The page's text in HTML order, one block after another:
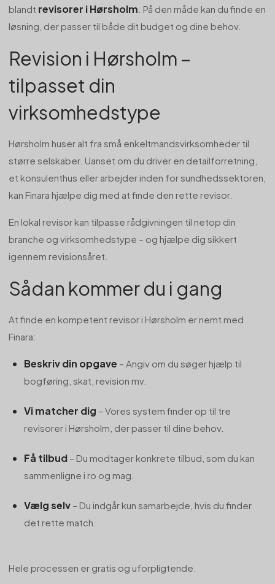
blandt revisorer i Hørsholm . På den måde kan du finde en
løsning, der passer til både dit budget og dine behov.
Revision i Hørsholm –
tilpasset din
virksomhedstype
Hørsholm huser alt fra små enkeltmandsvirksomheder til
større selskaber. Uanset om du driver en detailforretning,
et konsulenthus eller arbejder inden for sundhedssektoren,
kan Finara hjælpe dig med at finde den rette revisor.
En lokal revisor kan tilpasse rådgivningen til netop din
branche og virksomhedstype – og hjælpe dig sikkert
igennem revisionsåret.
Sådan kommer du i gang
At finde en kompetent revisor i Hørsholm er nemt med
Finara:
Beskriv din opgave – Angiv om du søger hjælp til
bogføring, skat, revision mv.
Vi matcher dig – Vores system finder op til tre
revisorer i Hørsholm, der passer til dine behov.
Få tilbud – Du modtager konkrete tilbud, som du kan
sammenligne i ro og mag.
Vælg selv – Du indgår kun samarbejde, hvis du finder
det rette match.
Hele processen er gratis og uforpligtende.